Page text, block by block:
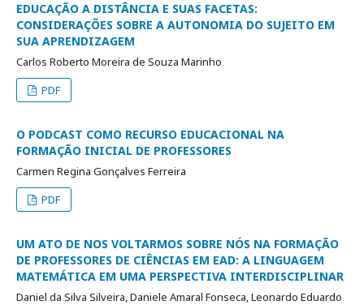
EDUCAÇÃO A DISTÂNCIA E SUAS FACETAS:
CONSIDERAÇÕES SOBRE A AUTONOMIA DO SUJEITO EM
SUA APRENDIZAGEM
Carlos Roberto Moreira de Souza Marinho
PDF
O PODCAST COMO RECURSO EDUCACIONAL NA
FORMAÇÃO INICIAL DE PROFESSORES
Carmen Regina Gonçalves Ferreira
PDF
UM ATO DE NOS VOLTARMOS SOBRE NÓS NA FORMAÇÃO
DE PROFESSORES DE CIÊNCIAS EM EAD: A LINGUAGEM
MATEMÁTICA EM UMA PERSPECTIVA INTERDISCIPLINAR
Daniel da Silva Silveira, Daniele Amaral Fonseca, Leonardo Eduardo